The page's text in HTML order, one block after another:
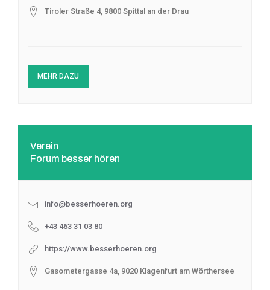
Tiroler Straße 4, 9800 Spittal an der Drau
MEHR DAZU
Verein
Forum besser hören
info@besserhoeren.org
+43 463 31 03 80
https://www.besserhoeren.org
Gasometergasse 4a, 9020 Klagenfurt am Wörthersee